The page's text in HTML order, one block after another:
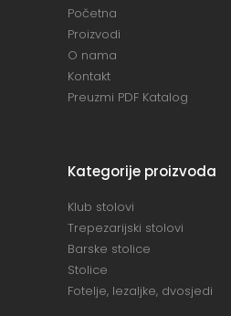
Početna
Proizvodi
O nama
Kontakt
Preuzmi PDF Katalog
Kategorije proizvoda
Klub stolovi
Trepezarijski stolovi
Barske stolice
Stolice
Fotelje, lezaljke, dvosjedi